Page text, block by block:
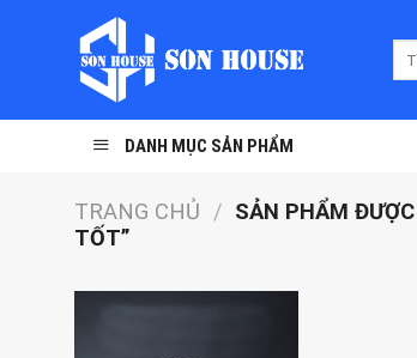
DANH MỤC SẢN PHẨM
TRANG CHỦ / SẢN PHẨM
TỐT”